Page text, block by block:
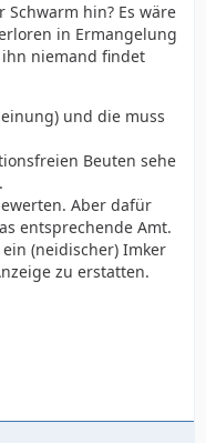
hin? Es wäre
in Ermangelung
niemand findet
und die muss
Beuten sehe
Aber dafür
entsprechende Amt.
(neidischer) Imker
zu erstatten.